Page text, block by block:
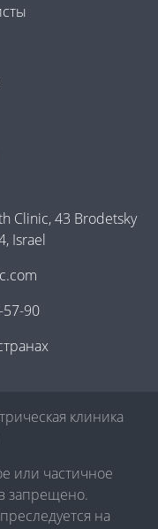
Clinic, 43 Brodetsky
Israel
57-90
клиника
или частичное
запрещено.
на